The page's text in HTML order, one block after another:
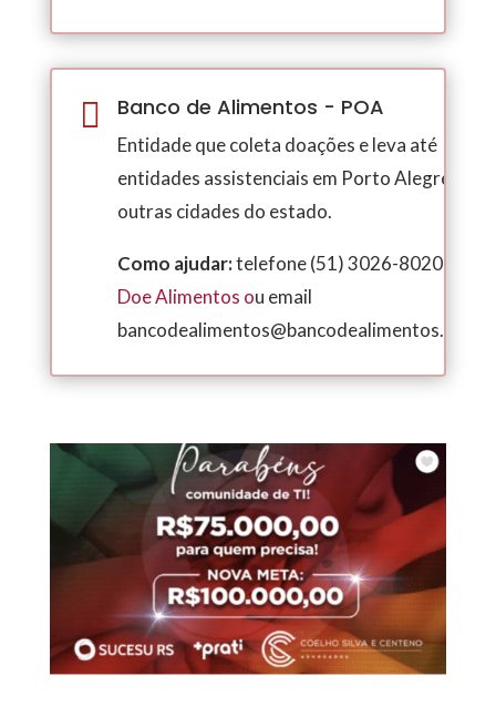
 Banco de Alimentos - POA
Entidade que coleta doações e leva até
entidades assistenciais em Porto Alegre e
outras cidades do estado.
Como ajudar:telefone (51) 3026-8020, site
Doe Alimentos ou email